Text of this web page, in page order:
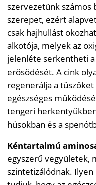
szervezetünk számos
szerepet, ezért
csak hajhullást
alkotója, melyek az
jelenléte serkentheti
erősödését. A cink
regenerálja a
egészséges
tengeri
húsokban és a
Kéntartalmú
egyszerű vegyületek,
szintetizálódnak.